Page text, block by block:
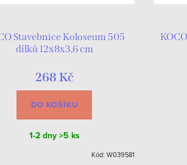
Stavebnice Koloseum 505
dílků 12x8x3,6 cm
268 Kč
DO KOŠÍKU
1-2 dny>5 ks
Kód: W039581